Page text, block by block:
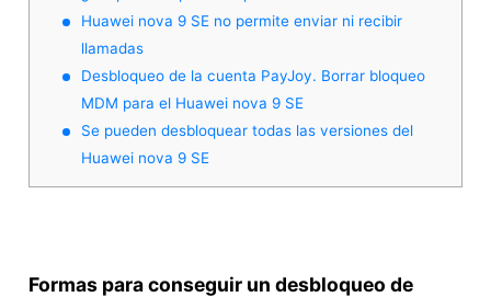
Huawei nova 9 SE no permite enviar ni recibir
llamadas
Desbloqueo de la cuenta PayJoy. Borrar bloqueo
MDM para el Huawei nova 9 SE
Se pueden desbloquear todas las versiones del
Huawei nova 9 SE
Formas para conseguir un desbloqueo de